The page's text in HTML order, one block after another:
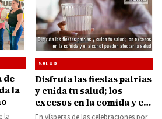
de
la
la
SALUD
Disfruta las fiestas patrias
y cuida tu salud; los
excesos en la comida y el
alcohol pueden afectar la